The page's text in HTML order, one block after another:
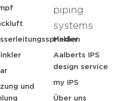
und
piping
systems
Medien
Aalberts IPS
design service
my IPS
Über uns